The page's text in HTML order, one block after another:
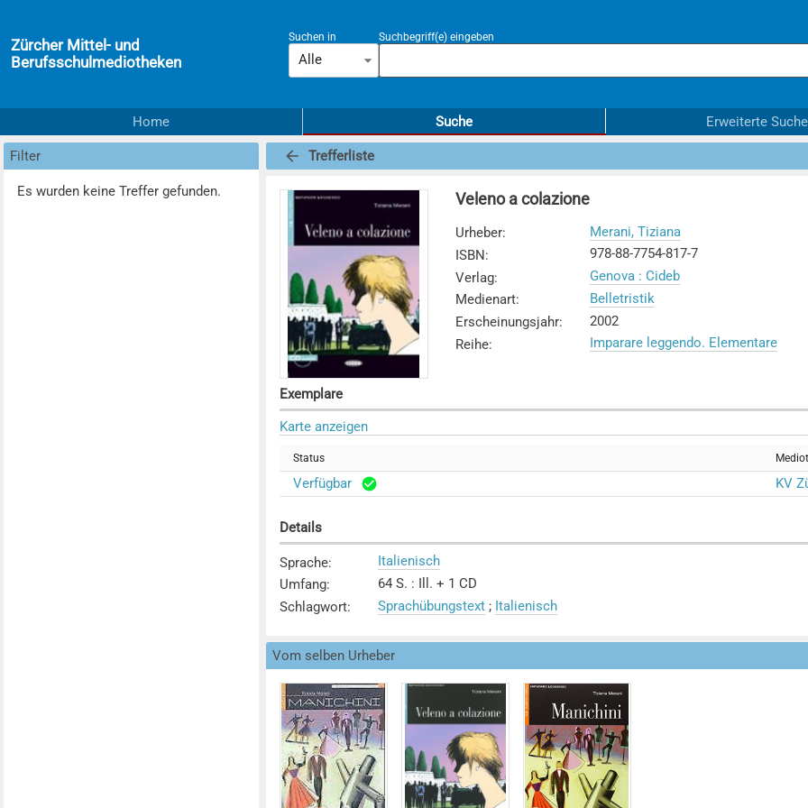
Zürcher Mittel- und
Berufsschulmediotheken
Suchen in
Alle
Suchbegriff(e) eingeben
Home Suche Erweiterte Suche
Filter
Es wurden keine Treffer gefunden.
Trefferliste
Veleno a colazione
Urheber:
Merani, Tiziana
ISBN:
978-88-7754-817-7
Verlag:
Genova : Cideb
Medienart:
Belletristik
Erscheinungsjahr:
2002
Reihe: Imparare leggendo. Elementare
Exemplare
Karte anzeigen
Status
Verfügbar KV
Details
Sprache:
Italienisch
Umfang:
64 S. : Ill. + 1 CD
Schlagwort: Sprachübungstext; Italienisch
Vom selben Urheber